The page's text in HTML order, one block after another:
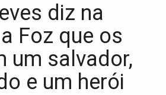
diz na
Foz que os
um salvador,
e um herói